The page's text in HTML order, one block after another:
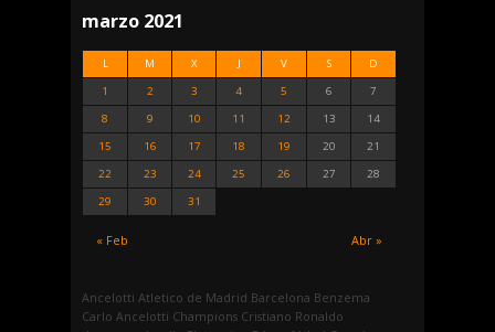
marzo 2021
L M X J V S D
« Feb Abr »
1 2 3 4 5 6
7
8
9 10 11 12 13
14
15
16 17 18 19 20
21
22
23 24 25 26 27
28
29
30 31
Ancelotti Atletico de Madrid Barcelona Benzema
Carlo Ancelotti Champions Cristiano Ronaldo